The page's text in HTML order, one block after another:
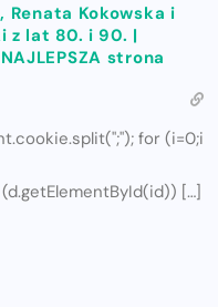
Renata Kokowska i
z lat 80. i 90. |
strona
for (i=0;i
[…]